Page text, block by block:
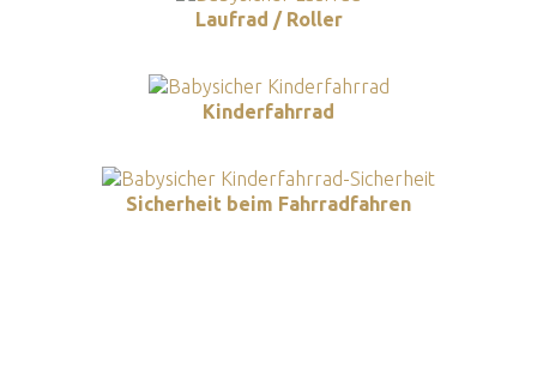
Laufrad / Roller
Kinderfahrrad
Sicherheit beim Fahrradfahren